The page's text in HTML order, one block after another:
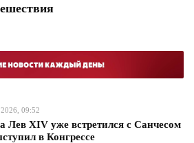
09:52
Лев XIV уже встретился с Санчесом
в Конгрессе